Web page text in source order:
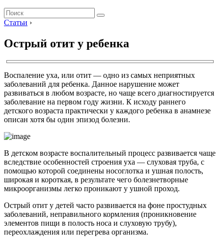
Статьи ›
Острый отит у ребенка
Воспаление уха, или отит — одно из самых неприятных
заболеваний для ребенка. Данное нарушение может
развиваться в любом возрасте, но чаще всего диагностируется
заболевание на первом году жизни. К исходу раннего
детского возраста практически у каждого ребенка в анамнезе
описан хотя бы один эпизод болезни.
В детском возрасте воспалительный процесс развивается чаще
вследствие особенностей строения уха — слуховая труба, с
помощью которой соединены носоглотка и ушная полость,
широкая и короткая, в результате чего болезнетворные
микроорганизмы легко проникают у ушной проход.
Острый отит у детей часто развивается на фоне простудных
заболеваний, неправильного кормления (проникновение
элементов пищи в полость носа и слуховую трубу),
переохлаждения или перегрева организма.